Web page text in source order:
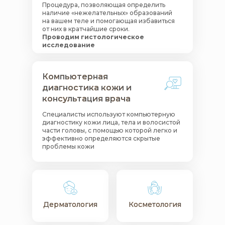
Процедура, позволяющая определить
наличие «нежелательных» образований
на вашем теле и помогающая избавиться
от них в кратчайшие сроки.
Проводим гистологическое
исследование
Дерматология
Дерматология Косметология
Косметология
Специалисты используют компьютерную
диагностику кожи лица, тела и волосистой
части головы, с помощью которой легко и
эффективно определяются скрытые
проблемы кожи
Компьютерная
диагностика кожи и
консультация врача
Компьютерная
диагностика кожи и
консультация врача